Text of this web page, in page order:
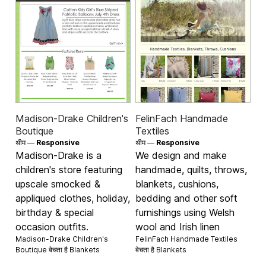
Madison-Drake Children's
Boutique
थीम — Responsive
Madison-Drake is a
children's store featuring
upscale smocked &
appliqued clothes, holiday,
birthday & special
occasion outfits.
Madison-Drake Children's
Boutique बेचता है Blankets
FelinFach Handmade
Textiles
थीम — Responsive
We design and make
handmade, quilts, throws,
blankets, cushions,
bedding and other soft
furnishings using Welsh
wool and Irish linen
FelinFach Handmade Textiles
बेचता है Blankets